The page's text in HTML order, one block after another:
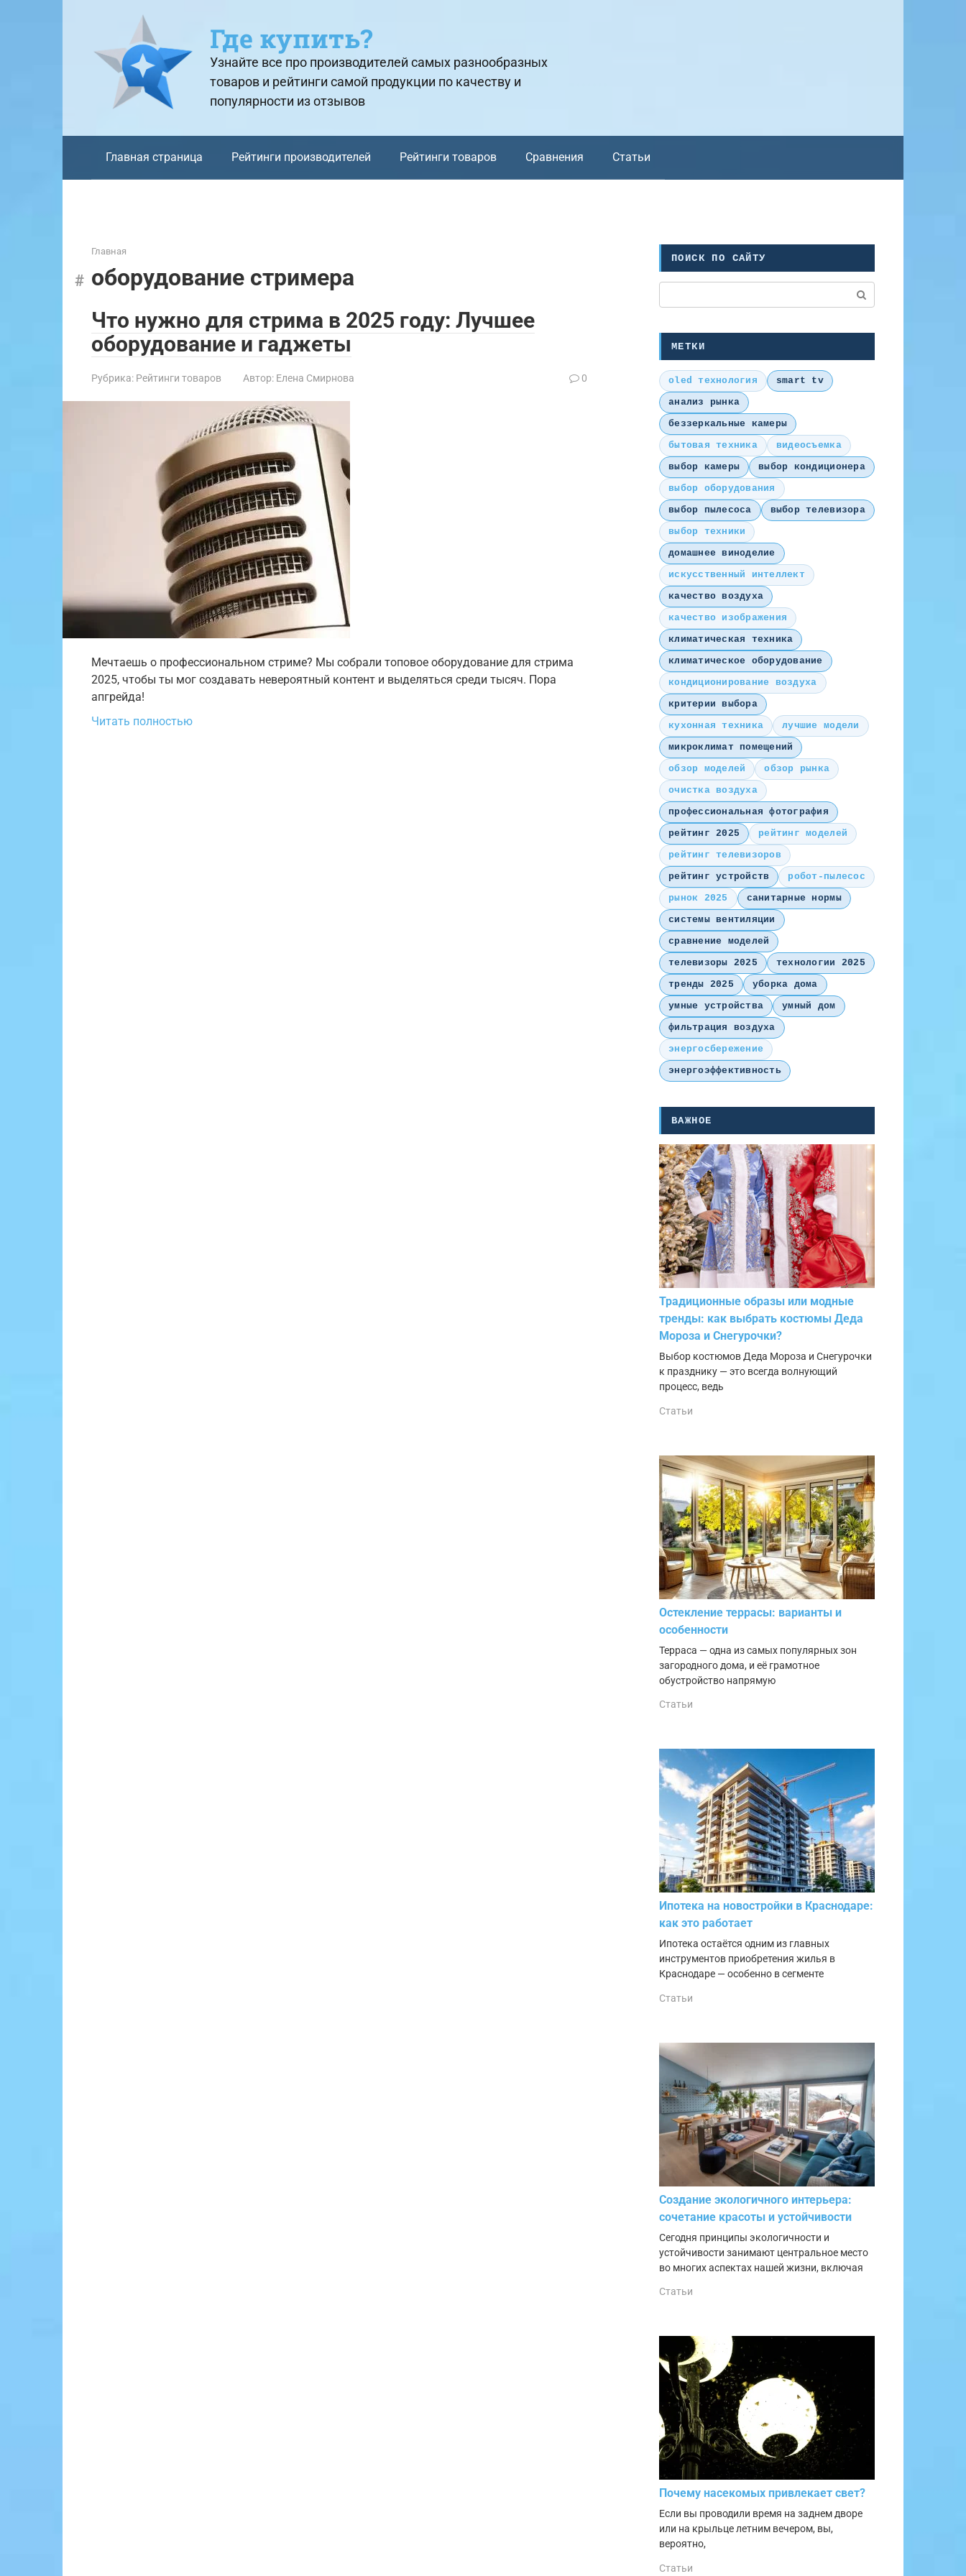
Где купить?
Узнайте все про производителей самых разнообразных
товаров и рейтинги самой продукции по качеству и
популярности из отзывов
Главная страница Рейтинги производителей Рейтинги товаров Сравнения Статьи
Главная
оборудование стримера
Что нужно для стрима в 2025 году: Лучшее
оборудование и гаджеты
Рубрика: Рейтинги товаров Автор: Елена Смирнова 0
Мечтаешь о профессиональном стриме? Мы собрали топовое оборудование для стрима
2025, чтобы ты мог создавать невероятный контент и выделяться среди тысяч. Пора
апгрейда!
Читать полностью
ПОИСК ПО САЙТУ
МЕТКИ
oled технология
smart tv
анализ рынка
беззеркальные камеры
бытовая техника
видеосъемка
выбор камеры
выбор кондиционера
выбор оборудования
выбор пылесоса
выбор телевизора
выбор техники
домашнее виноделие
искусственный интеллект
качество воздуха
качество изображения
климатическая техника
климатическое оборудование
кондиционирование воздуха
критерии выбора
кухонная техника
лучшие модели
микроклимат помещений
обзор моделей
обзор рынка
очистка воздуха
профессиональная фотография
рейтинг 2025
рейтинг моделей
рейтинг телевизоров
рейтинг устройств
робот-пылесос
рынок 2025
санитарные нормы
системы вентиляции
сравнение моделей
телевизоры 2025
технологии 2025
тренды 2025
уборка дома
умные устройства
умный дом
фильтрация воздуха
энергосбережение
энергоэффективность
ВАЖНОЕ
Традиционные образы или модные
тренды: как выбрать костюмы Деда
Мороза и Снегурочки?
Выбор костюмов Деда Мороза и Снегурочки
к празднику — это всегда волнующий
процесс, ведь
Статьи
Остекление террасы: варианты и
особенности
Терраса — одна из самых популярных зон
загородного дома, и её грамотное
обустройство напрямую
Статьи
Ипотека на новостройки в Краснодаре:
как это работает
Ипотека остаётся одним из главных
инструментов приобретения жилья в
Краснодаре — особенно в сегменте
Статьи
Создание экологичного интерьера:
сочетание красоты и устойчивости
Сегодня принципы экологичности и
устойчивости занимают центральное место
во многих аспектах нашей жизни, включая
Статьи
Почему насекомых привлекает свет?
Если вы проводили время на заднем дворе
или на крыльце летним вечером, вы,
вероятно,
Статьи